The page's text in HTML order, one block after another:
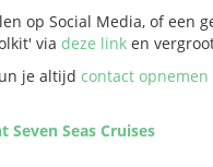
op Social Media, of een
via deze link en
je altijd contact opnemen
Seven Seas Cruises